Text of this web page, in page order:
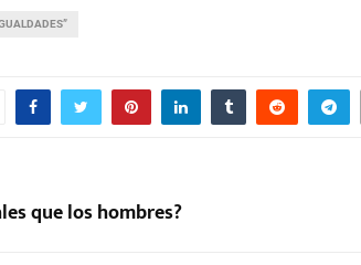
que los hombres?